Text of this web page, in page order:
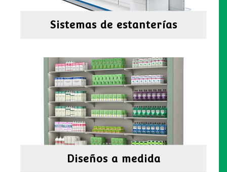
Sistemas de estanterías
Diseños a medida